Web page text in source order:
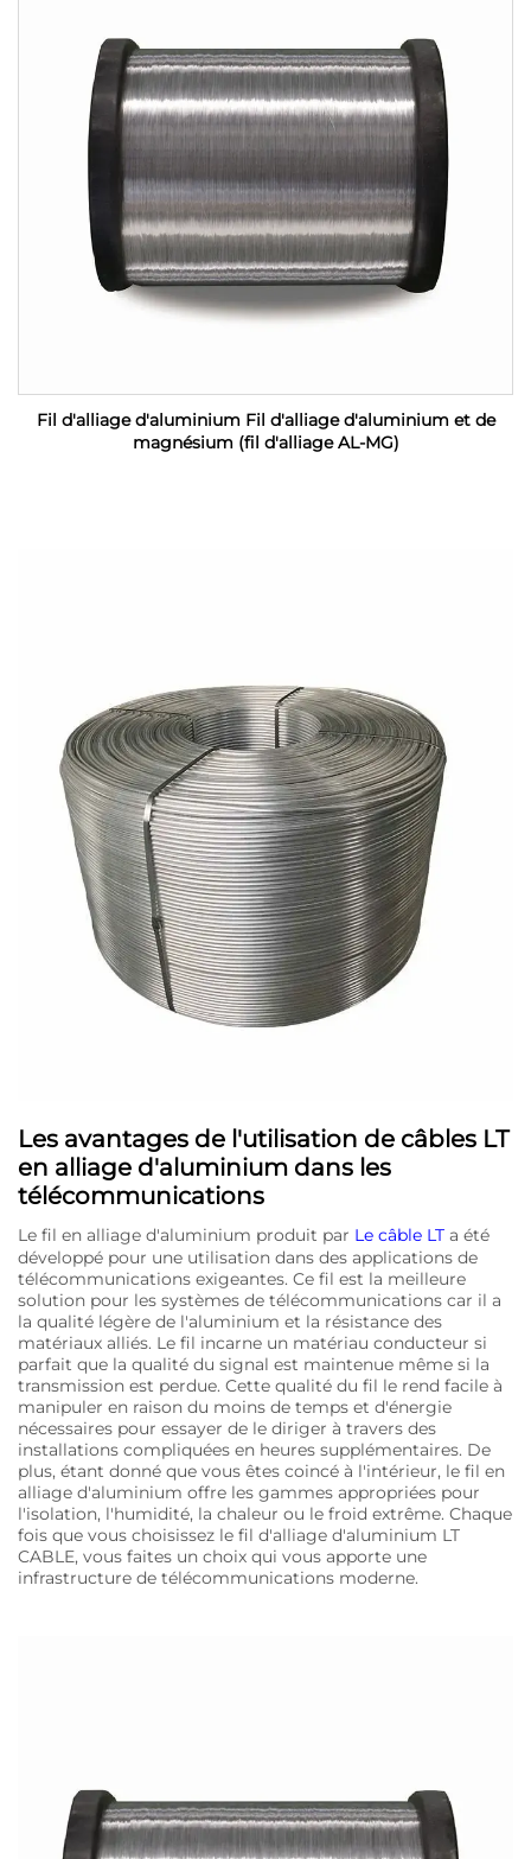
Fil d'alliage d'aluminium Fil d'alliage d'aluminium et de
magnésium (fil d'alliage AL-MG)
Les avantages de l'utilisation de câbles LT
en alliage d'aluminium dans les
télécommunications
Le fil en alliage d'aluminium produit par Le câble LT a été
développé pour une utilisation dans des applications de
télécommunications exigeantes. Ce fil est la meilleure
solution pour les systèmes de télécommunications car il a
la qualité légère de l'aluminium et la résistance des
matériaux alliés. Le fil incarne un matériau conducteur si
parfait que la qualité du signal est maintenue même si la
transmission est perdue. Cette qualité du fil le rend facile à
manipuler en raison du moins de temps et d'énergie
nécessaires pour essayer de le diriger à travers des
installations compliquées en heures supplémentaires. De
plus, étant donné que vous êtes coincé à l'intérieur, le fil en
alliage d'aluminium offre les gammes appropriées pour
l'isolation, l'humidité, la chaleur ou le froid extrême. Chaque
fois que vous choisissez le fil d'alliage d'aluminium LT
CABLE, vous faites un choix qui vous apporte une
infrastructure de télécommunications moderne.